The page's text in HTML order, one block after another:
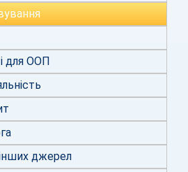
для ООП
джерел